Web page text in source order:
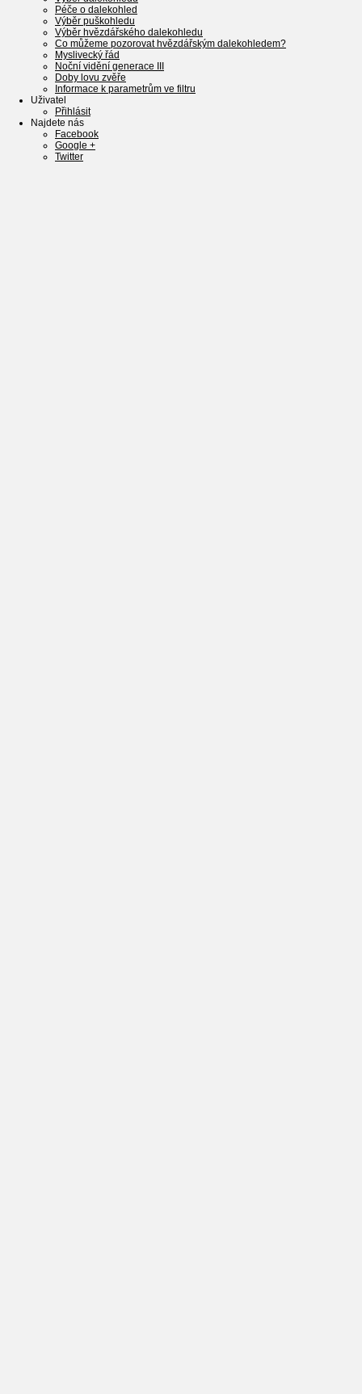
Péče o dalekohled
Výběr puškohledu
Výběr hvězdářského dalekohledu
Co můžeme pozorovat hvězdářským dalekohledem?
Myslivecký řád
Noční vidění generace III
Doby lovu zvěře
Informace k parametrům ve filtru
Uživatel
Přihlásit
Najdete nás
Facebook
Google +
Twitter